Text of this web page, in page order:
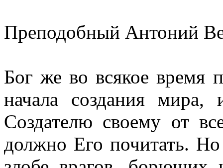
Преподобный Антоний
Бог же во всякое время
начала создания
Создателю своему от
должно Его почитать.